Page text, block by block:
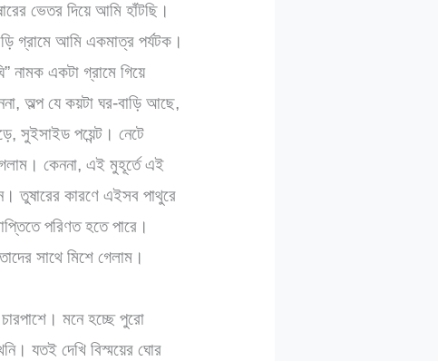
ভেতর দিয়ে আমি হাঁটছি।
গ্রামে আমি একমাত্র পর্যটক।
নামক একটা গ্রামে গিয়ে
অল্প যে কয়টা ঘর-বাড়ি আছে,
সুইসাইড পয়েন্ট। নেটে
কেননা, এই মুহূর্তে এই
তুষারের কারণে এইসব পাথুরে
পরিণত হতে পারে।
সাথে মিশে গেলাম।
মনে হচ্ছে পুরো
যতই দেখি বিস্ময়ের ঘোর